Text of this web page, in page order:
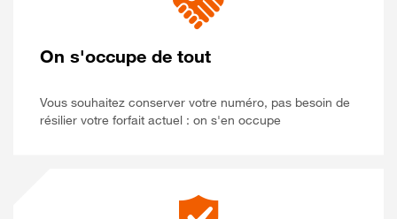
On s'occupe de tout
Vous souhaitez conserver votre numéro, pas besoin de
résilier votre forfait actuel : on s'en occupe